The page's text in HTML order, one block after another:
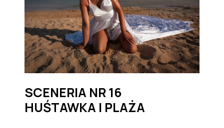
SCENERIA NR 16
HUŚTAWKA I PLAŻA